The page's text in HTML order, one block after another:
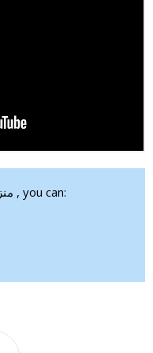
If you want to buy منزل خشبي ريفي , you can: